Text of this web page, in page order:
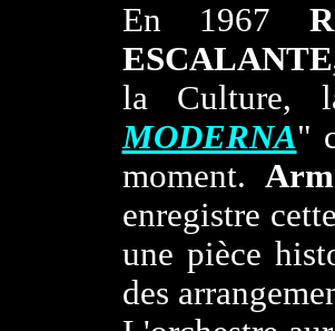
En 1967
la Culture,
MODERNA"
moment.
enregistre
une pièce
des